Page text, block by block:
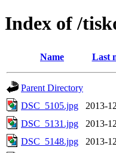
Index of /
Name Last
Parent Directory
DSC_5105.jpg
2013-
DSC_5131.jpg
2013-
DSC_5148.jpg
2013-